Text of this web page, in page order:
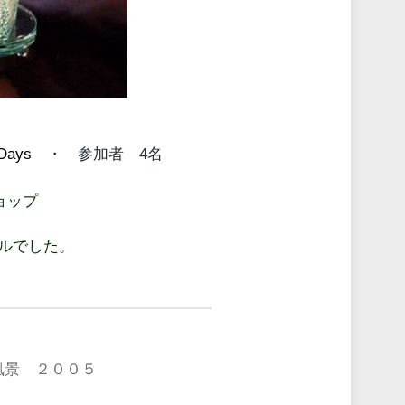
・ 参加者 4名
ップ
でした。
景 ２００５